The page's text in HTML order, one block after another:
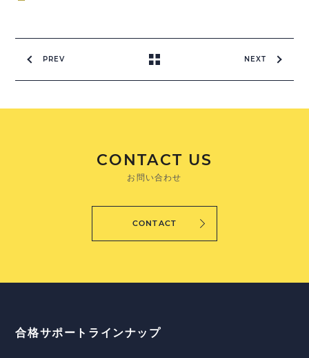
PREV NEXT
CONTACT US
お問い合わせ
CONTACT
合格サポートラインナップ